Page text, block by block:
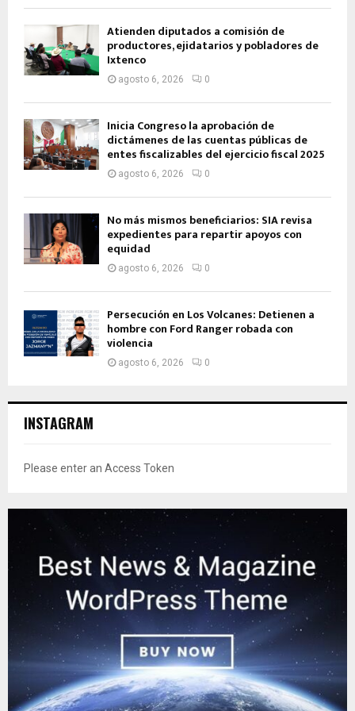
Atienden diputados a comisión de
productores, ejidatarios y pobladores de
Ixtenco
agosto 6, 2026 0
Inicia Congreso la aprobación de
dictámenes de las cuentas públicas de
entes fiscalizables del ejercicio fiscal 2025
agosto 6, 2026 0
No más mismos beneficiarios: SIA revisa
expedientes para repartir apoyos con
equidad
agosto 6, 2026 0
Persecución en Los Volcanes: Detienen a
hombre con Ford Ranger robada con
violencia
agosto 6, 2026 0
INSTAGRAM
Please enter an Access Token